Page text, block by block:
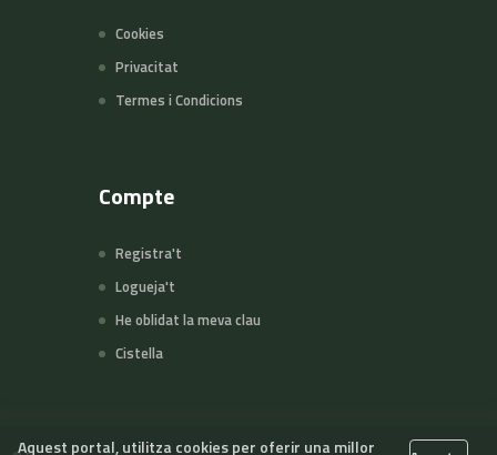
Cookies
Privacitat
Termes i Condicions
Compte
Registra't
Logueja't
He oblidat la meva clau
Cistella
Aquest portal, utilitza cookies per oferir una millor